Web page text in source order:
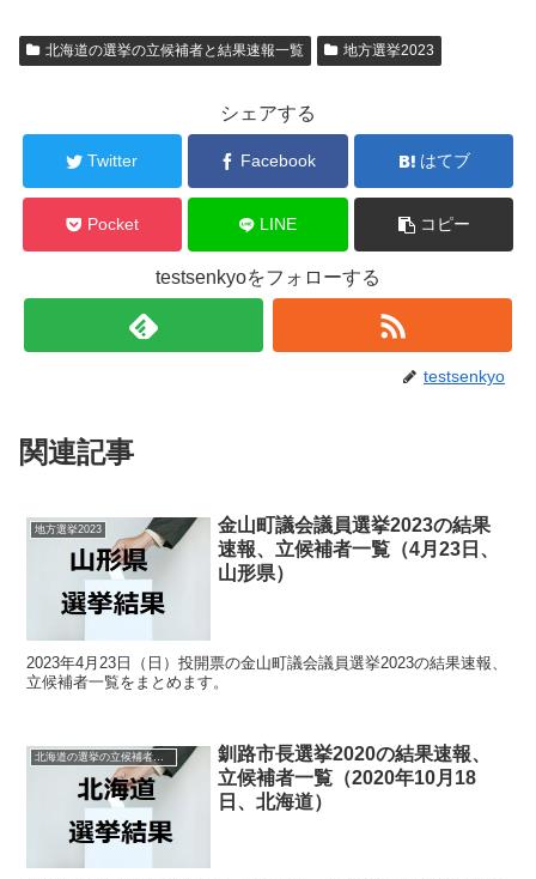
北海道の選挙の立候補者と結果速報一覧 地方選挙2023
シェアする
Twitter Facebook はてブ
Pocket LINE コピー
testsenkyoをフォローする
testsenkyo
関連記事
地方選挙2023
金山町議会議員選挙2023の結果
速報、立候補者一覧（4月23日、
山形県）
2023年4月23日（日）投開票の金山町議会議員選挙2023の結果速報、
立候補者一覧をまとめます。
北海道の選挙の立候補者と結果速報一覧
釧路市長選挙2020の結果速報、
立候補者一覧（2020年10月18
日、北海道）